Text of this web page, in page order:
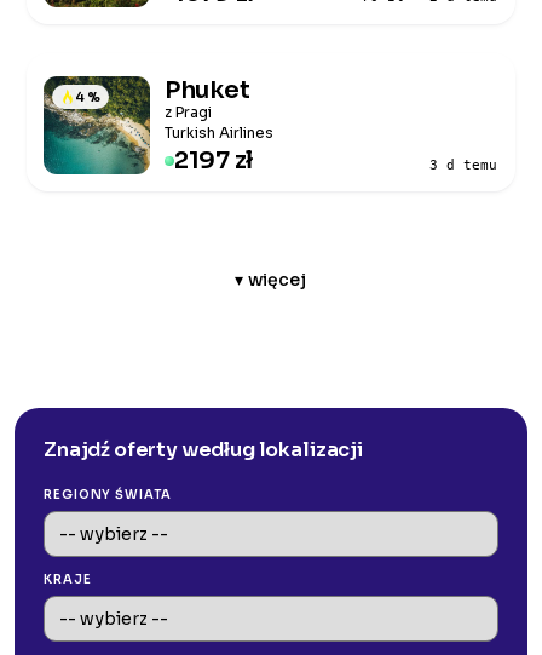
4 % Phuket
z Pragi
Turkish Airlines
2197 zł 3 d temu
▾ więcej
Znajdź oferty według lokalizacji
REGIONY ŚWIATA
KRAJE